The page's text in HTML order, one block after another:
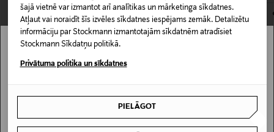
šajā vietnē var izmantot arī analītikas un mārketinga sīkdatnes.
Atļaut vai noraidīt šīs izvēles sīkdatnes iespējams zemāk. Detalizētu
informāciju par Stockmann izmantotajām sīkdatnēm atradīsiet
Stockmann Sīkdatņu politikā.
Privātuma politika un sīkdatnes
PIELĀGOT
Sintētika
Kopšanas instrukcijas
Krāsa
Stockmann nav pieejams tavā valstī.
I UNDERSTAND